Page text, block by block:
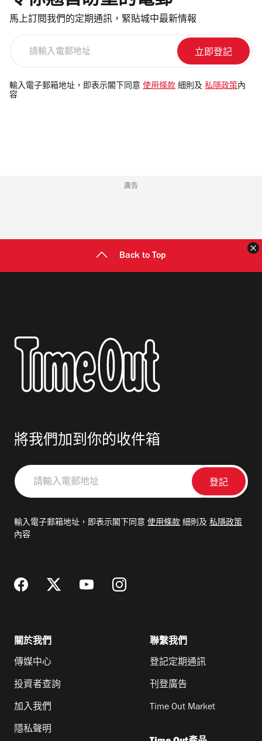
馬上訂閱我們的定期通訊，緊貼城中最新情報
電
郵
輸入電子郵箱地址，即表示閣下同意 使用條款 細則及 私隱政策 內
容
廣告
Back to Top
將我們加到你的收件箱
請
輸
郵
輸入電子郵箱地址，即表示閣下同意 使用條款 細則及 私隱政策
內容
關於我們
傳媒中心
投資者查詢
加入我們
隱私聲明
聯繫我們
登記定期通訊
刊登廣告
Time Out Market